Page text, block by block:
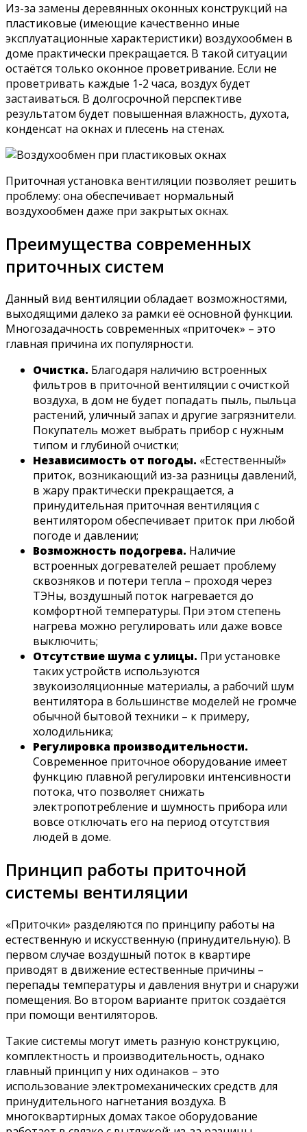
Из-за замены деревянных оконных конструкций на
пластиковые (имеющие качественно иные
эксплуатационные характеристики) воздухообмен в
доме практически прекращается. В такой ситуации
остаётся только оконное проветривание. Если не
проветривать каждые 1-2 часа, воздух будет
застаиваться. В долгосрочной перспективе
результатом будет повышенная влажность, духота,
конденсат на окнах и плесень на стенах.
Приточная установка вентиляции позволяет решить
проблему: она обеспечивает нормальный
воздухообмен даже при закрытых окнах.
Преимущества современных
приточных систем
Данный вид вентиляции обладает возможностями,
выходящими далеко за рамки её основной функции.
Многозадачность современных «приточек» – это
главная причина их популярности.
Очистка. Благодаря наличию встроенных
фильтров в приточной вентиляции с очисткой
воздуха, в дом не будет попадать пыль, пыльца
растений, уличный запах и другие загрязнители.
Покупатель может выбрать прибор с нужным
типом и глубиной очистки;
Независимость от погоды. «Естественный»
приток, возникающий из-за разницы давлений,
в жару практически прекращается, а
принудительная приточная вентиляция с
вентилятором обеспечивает приток при любой
погоде и давлении;
Возможность подогрева. Наличие
встроенных догревателей решает проблему
сквозняков и потери тепла – проходя через
ТЭНы, воздушный поток нагревается до
комфортной температуры. При этом степень
нагрева можно регулировать или даже вовсе
выключить;
Отсутствие шума с улицы. При установке
таких устройств используются
звукоизоляционные материалы, а рабочий шум
вентилятора в большинстве моделей не громче
обычной бытовой техники – к примеру,
холодильника;
Регулировка производительности.
Современное приточное оборудование имеет
функцию плавной регулировки интенсивности
потока, что позволяет снижать
электропотребление и шумность прибора или
вовсе отключать его на период отсутствия
людей в доме.
Принцип работы приточной
системы вентиляции
«Приточки» разделяются по принципу работы на
естественную и искусственную (принудительную). В
первом случае воздушный поток в квартире
приводят в движение естественные причины –
перепады температуры и давления внутри и снаружи
помещения. Во втором варианте приток создаётся
при помощи вентиляторов.
Такие системы могут иметь разную конструкцию,
комплектность и производительность, однако
главный принцип у них одинаков – это
использование электромеханических средств для
принудительного нагнетания воздуха. В
многоквартирных домах такое оборудование